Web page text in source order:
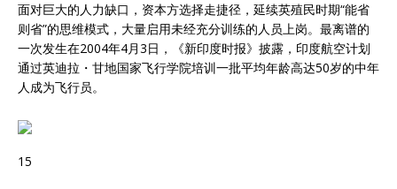
面对巨大的人力缺口，资本方选择走捷径，延续英殖民时期“能省
则省”的思维模式，大量启用未经充分训练的人员上岗。最离谱的
一次发生在2004年4月3日，《新印度时报》披露，印度航空计划
通过英迪拉・甘地国家飞行学院培训一批平均年龄高达50岁的中年
人成为飞行员。
15